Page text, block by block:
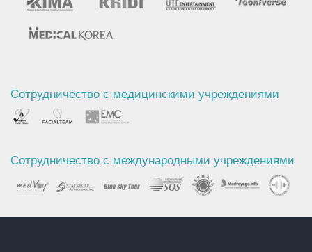
Сотрудничество с медицинскими учреждениями
Сотрудничество с международными учреждениями